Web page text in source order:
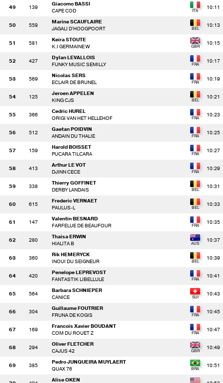
49 139
Giacomo BASSI
CAPE COD
10:11
50 559
Marine SCAUFLAIRE
JAGALI D'HOOGPOORT
10:13
51 581
Keira STOUTE
K.I GERMAINE W
10:15
52 427
Dylan LEVALLOIS
FUNKY MUSIC SEMILLY
10:17
53 569
Nicolas SERS
ECLAIR DE BRUNEL
10:19
54 125
Jeroen APPELEN
KING CJS
10:21
55 366
Cedric HUREL
ORIGI VAN HET HELLEHOF
10:23
56 512
Gaetan POIDVIN
ANDAIN DU THALIE
10:25
57 159
Harold BOISSET
PUCARA TILCARA
10:27
58 413
Arthur LE VOT
DJINN CECE
10:29
59 338
Thierry GOFFINET
DERBY LANDAIS
10:31
60 615
Frederic VERNAET
PAULUS-L
10:33
61 147
Valentin BESNARD
FARFELUE DE BEAUFOUR
10:35
62 280
Thaisa ERWIN
HIALITA B
10:37
63 360
Rik HEMERYCK
INOUI DU SEIGNEUR
10:39
64 420
Penelope LEPREVOST
FANTASTIK LIBELLULE
10:41
65 564
Barbara SCHNIEPER
CANICE
10:43
66 304
Guillaume FOUTRIER
FRUNA DE KOGIS
10:45
67 169
Francois Xavier BOUDANT
COM DU ROUET Z
10:47
68 294
Oliver FLETCHER
CAJUS 42
10:49
69 385
Pedro JUNQUEIRA MUYLAERT
QUAX 76
10:51
Alise OKEN